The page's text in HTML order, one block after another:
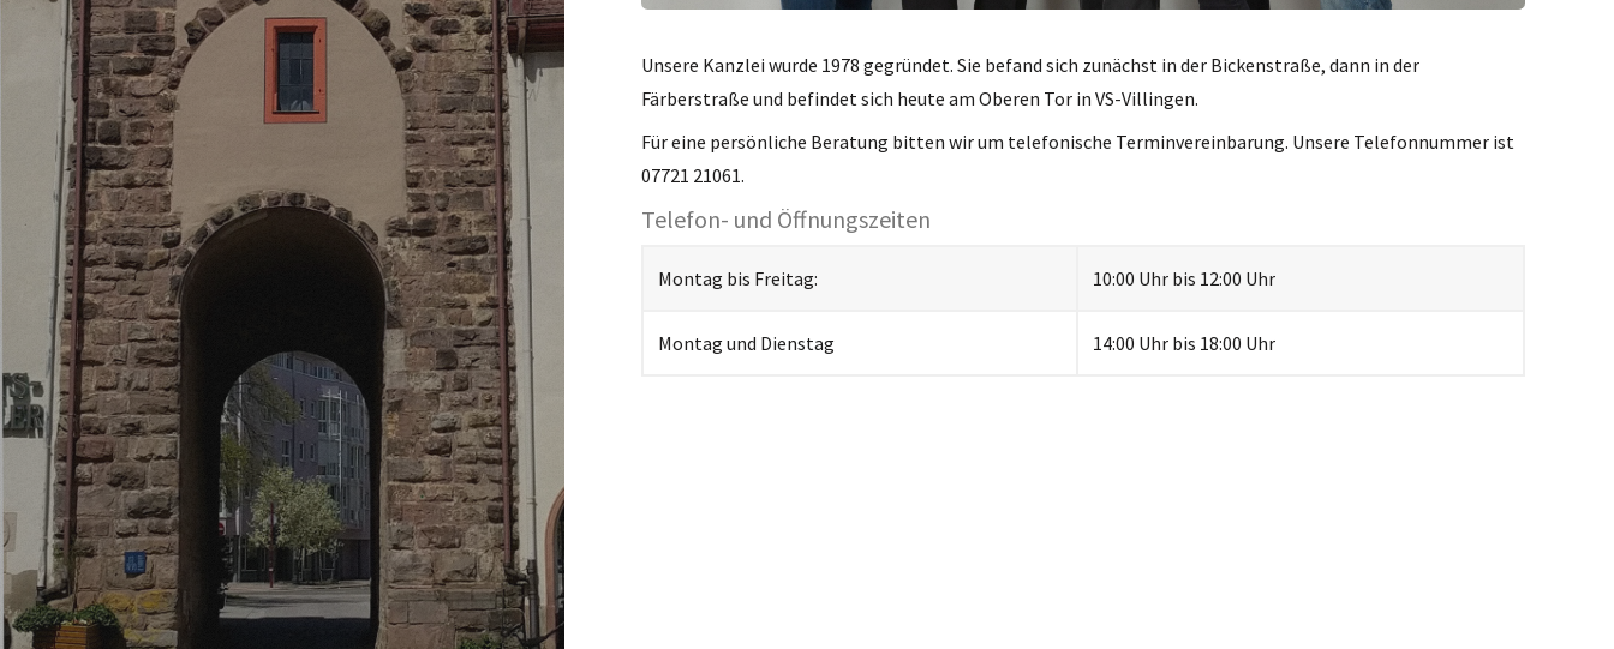
Unsere Kanzlei wurde 1978 gegründet. Sie befand sich zunächst in der Bickenstraße, dann in der
Färberstraße und befindet sich heute am Oberen Tor in VS-Villingen.
Für eine persönliche Beratung bitten wir um telefonische Terminvereinbarung. Unsere Telefonnummer ist
07721 21061.
Telefon- und Öffnungszeiten
Montag bis Freitag: 10:00 Uhr bis 12:00 Uhr
Montag und Dienstag 14:00 Uhr bis 18:00 Uhr